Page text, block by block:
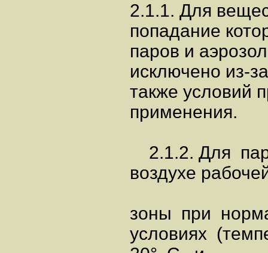
2.1.1. Для
попадание
паров и
исключено из-
также условий
применения.
2.1.2. Для
воздухе
зоны при
условиях